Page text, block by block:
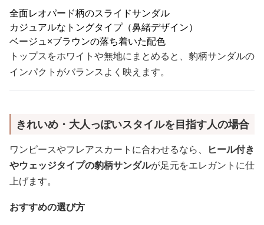
全面レオパード柄のスライドサンダル
カジュアルなトングタイプ（鼻緒デザイン）
ベージュ×ブラウンの落ち着いた配色
トップスをホワイトや無地にまとめると、豹柄サンダルの
インパクトがバランスよく映えます。
きれいめ・大人っぽいスタイルを目指す人の場合
ワンピースやフレアスカートに合わせるなら、
ヒール付き
やウェッジタイプの豹柄サンダルが足元をエレガントに仕
上げます。
おすすめの選び方